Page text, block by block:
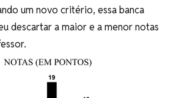
um novo critério, essa banca
descartar a maior e a menor notas